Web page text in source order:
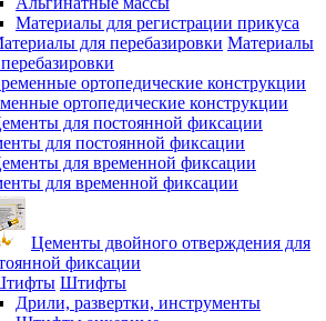
Материалы для регистрации прикуса
Материалы
ортопедические конструкции
для постоянной фиксации
для временной фиксации
Цементы двойного отверждения для
фиксации
Штифты
Дрили, развертки, инструменты